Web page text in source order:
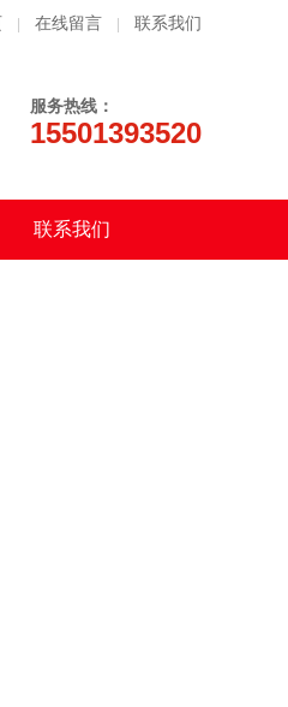
在线留言 联系我们
服务热线：
15501393520
联系我们